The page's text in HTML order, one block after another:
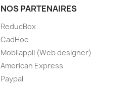
NOS PARTENAIRES
ReducBox
CadHoc
Mobilappli (Web designer)
American Express
Paypal